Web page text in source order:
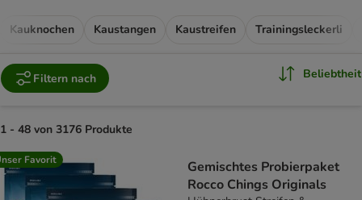
Kauknochen Kaustangen Kaustreifen Trainingsleckerli
Filtern nach Beliebtheit
1 - 48 von 3176 Produkte
product items have been changed
Favorit
Gemischtes Probierpaket
Rocco Chings Originals